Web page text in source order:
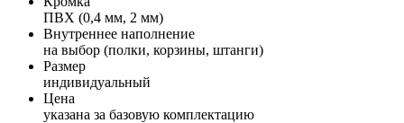
ПВХ (0,4 мм, 2 мм)
Внутреннее наполнение
на выбор (полки, корзины, штанги)
Размер
индивидуальный
Цена
указана за базовую комплектацию